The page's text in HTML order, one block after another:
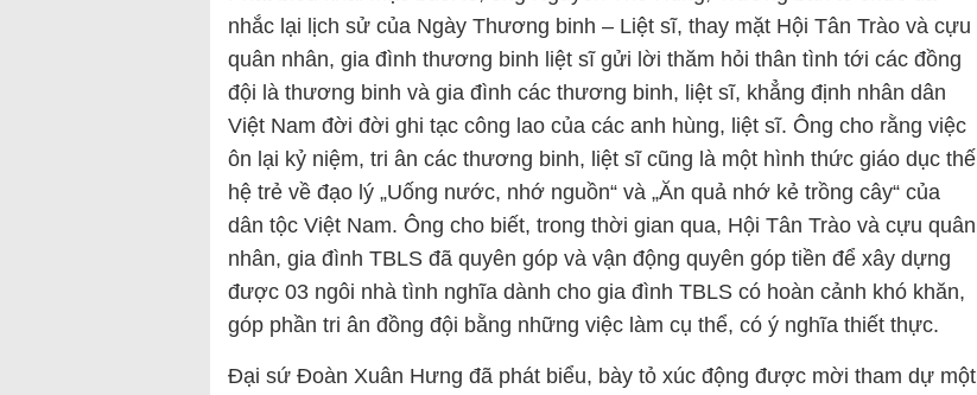
nhắc lại lịch sử của Ngày Thương binh – Liệt sĩ, thay mặt Hội Tân Trào và cựu
quân nhân, gia đình thương binh liệt sĩ gửi lời thăm hỏi thân tình tới các đồng
đội là thương binh và gia đình các thương binh, liệt sĩ, khẳng định nhân dân
Việt Nam đời đời ghi tạc công lao của các anh hùng, liệt sĩ. Ông cho rằng việc
ôn lại kỷ niệm, tri ân các thương binh, liệt sĩ cũng là một hình thức giáo dục thế
hệ trẻ về đạo lý „Uống nước, nhớ nguồn“ và „Ăn quả nhớ kẻ trồng cây“ của
dân tộc Việt Nam. Ông cho biết, trong thời gian qua, Hội Tân Trào và cựu quân
nhân, gia đình TBLS đã quyên góp và vận động quyên góp tiền để xây dựng
được 03 ngôi nhà tình nghĩa dành cho gia đình TBLS có hoàn cảnh khó khăn,
góp phần tri ân đồng đội bằng những việc làm cụ thể, có ý nghĩa thiết thực.
Đại sứ Đoàn Xuân Hưng đã phát biểu, bày tỏ xúc động được mời tham dự một